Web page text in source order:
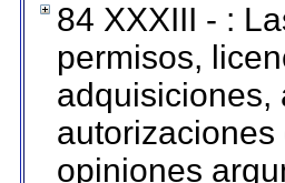
84 XXXIII - :
permisos,
adquisiciones,
opiniones